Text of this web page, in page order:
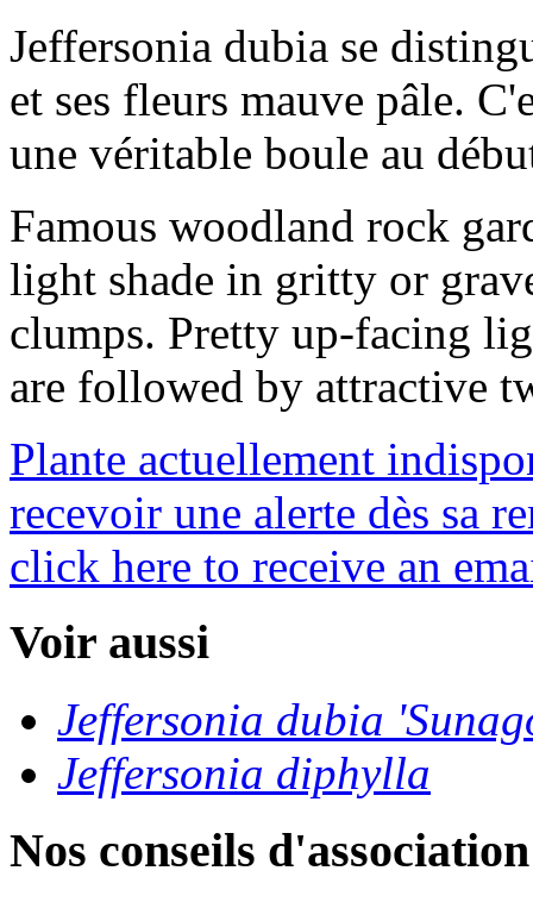
Jeffersonia dubia se
et ses fleurs mauve pâle.
une véritable boule au
Famous woodland rock
light shade in gritty or
clumps. Pretty up-facing
are followed by attractive
Plante actuellement
recevoir une alerte dès sa
click here to receive an
Voir aussi
Jeffersonia dubia
Jeffersonia diphylla
Nos conseils d'association